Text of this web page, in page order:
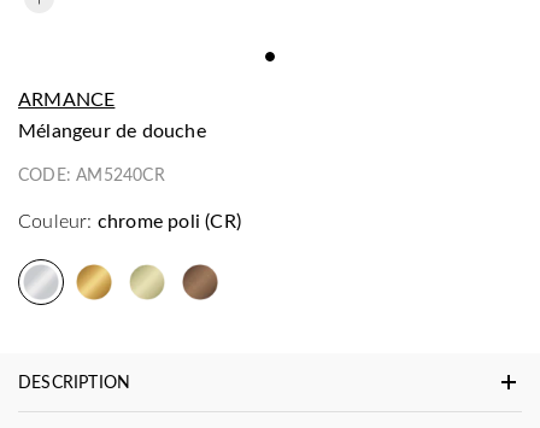
ARMANCE
mélangeur de douche
CODE:AM5240CR
Couleur: chrome poli (CR)
DESCRIPTION